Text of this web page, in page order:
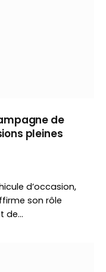
de
pleines
d’occasion,
son rôle
de…